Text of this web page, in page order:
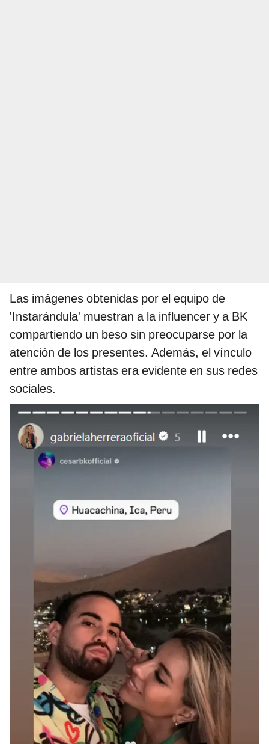
Las imágenes obtenidas por el equipo de
'Instarándula' muestran a la influencer y a BK
compartiendo un beso sin preocuparse por la
atención de los presentes. Además, el vínculo
entre ambos artistas era evidente en sus redes
sociales.